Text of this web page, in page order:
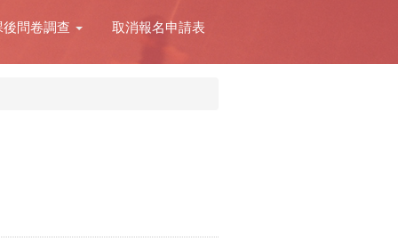
後問卷調查 取消報名申請表